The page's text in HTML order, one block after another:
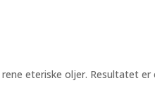
eteriske oljer. Resultatet er